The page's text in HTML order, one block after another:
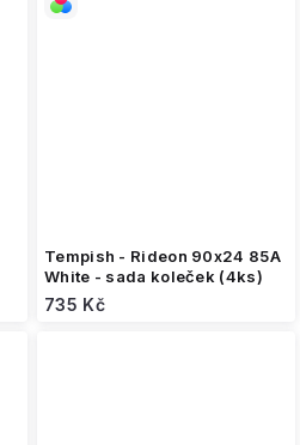
Tempish - Rideon 90x24 85A
White - sada koleček (4ks)
735 Kč